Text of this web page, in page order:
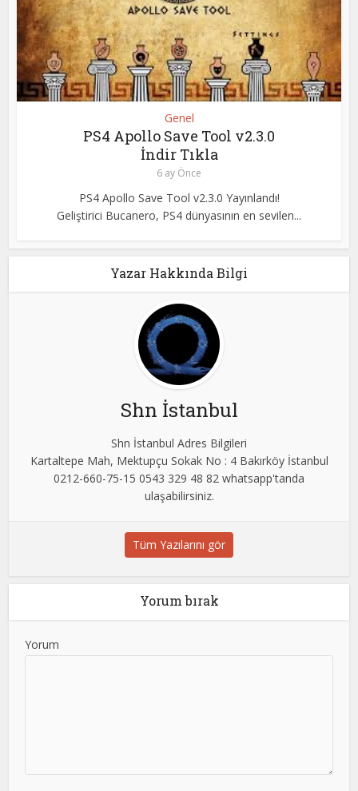
Genel
PS4 Apollo Save Tool v2.3.0
İndir Tıkla
6 ay Önce
PS4 Apollo Save Tool v2.3.0 Yayınlandı!
Geliştirici Bucanero, PS4 dünyasının en sevilen...
Yazar Hakkında Bilgi
Shn İstanbul
Shn İstanbul Adres Bilgileri
Kartaltepe Mah, Mektupçu Sokak No : 4 Bakırköy İstanbul
0212-660-75-15 0543 329 48 82 whatsapp'tanda
ulaşabilirsiniz.
Tüm Yazılarını gör
Yorum bırak
Yorum